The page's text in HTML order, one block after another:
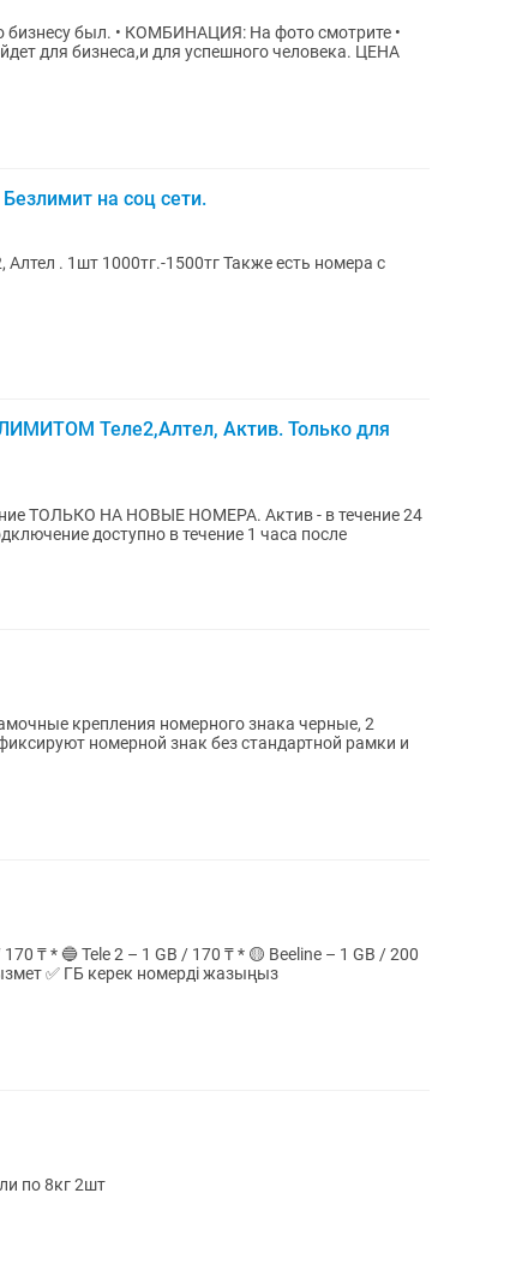
На фото смотрите •
для бизнеса,и для успешного человека. ЦЕНА
на соц сети.
1500тг Также есть номера с
Теле2,Алтел, Актив. Только для
НОВЫЕ НОМЕРА. Актив - в течение 24
доступно в течение 1 часа после
крепления номерного знака черные, 2
₸ Бонус: 10ГБ +1ГБ Сенімді әрі жылдам қызмет ✅ ГБ керек номерді жазыңыз
по 8кг 2шт